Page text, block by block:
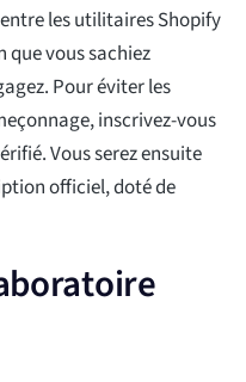
les utilitaires Shopify
vous sachiez
Pour éviter les
inscrivez-vous
Vous serez ensuite
officiel, doté de